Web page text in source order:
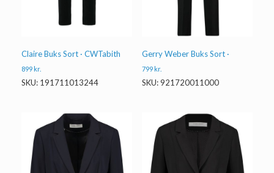
Claire Buks Sort · CWTabith
899kr.
SKU: 191711013244
Gerry Weber Buks Sort ·
799kr.
SKU: 921720011000